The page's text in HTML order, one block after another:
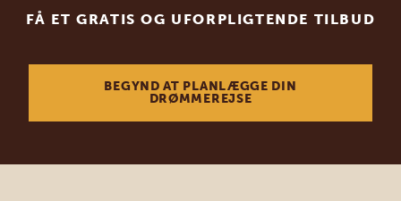
FÅ ET GRATIS OG UFORPLIGTENDE TILBUD
BEGYND AT PLANLÆGGE DIN
DRØMMEREJSE